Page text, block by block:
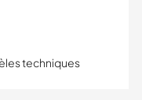
techniques